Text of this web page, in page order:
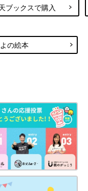
ブックスで購入
の絵本